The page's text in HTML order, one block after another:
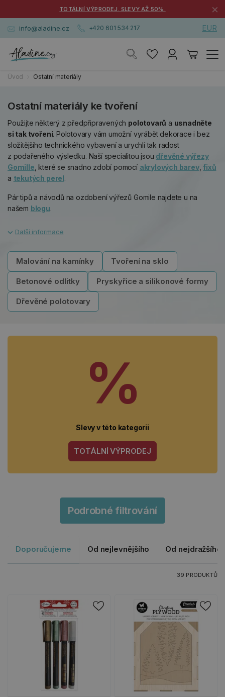
TOTÁLNÍ VÝPRODEJ. SLEVY AŽ 50%. ×
info@aladine.cz +420 601 534 217 EUR
Úvod Ostatní materiály
Ostatní materiály ke tvoření
Použijte některý z předpřipravených polotovarů a usnadněte
si tak tvoření. Polotovary vám umožní vyrábět dekorace i bez
složitějšího technického vybavení a urychlí tak radost
z podařeného výsledku. Naší specialitou jsou dřevěné výřezy
Gomille , které se snadno zdobí pomocí akrylových barev,fixů
a tekutých perel.
Pár tipů a návodů na ozdobení výřezů Gomile najdete u na
našem blogu.
Malování na kamínky Tvoření na sklo
Betonové odlitky Pryskyřice a silikonové formy
Dřevěné polotovary
%
Slevy v této kategorii
TOTÁLNÍ VÝPRODEJ
Podrobné filtrování
Doporučujeme Od nejlevnějšího Od nejdražšího
39 PRODUKTŮ